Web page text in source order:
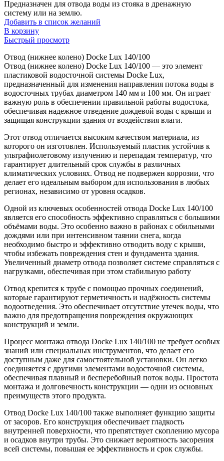
Предназначен для отвода воды из стояка в дренажную
систему или на землю.
Добавить в список желаний
В корзину
Быстрый просмотр
Отвод (нижнее колено) Docke Lux 140/100
Отвод (нижнее колено) Docke Lux 140/100 — это элемент
пластиковой водосточной системы Docke Lux,
предназначенный для изменения направления потока воды в
водосточных трубах диаметром 140 мм и 100 мм. Он играет
важную роль в обеспечении правильной работы водостока,
обеспечивая надежное отведение дождевой воды с крыши и
защищая конструкции здания от воздействия влаги.
Этот отвод отличается высоким качеством материала, из
которого он изготовлен. Используемый пластик устойчив к
ультрафиолетовому излучению и перепадам температур, что
гарантирует длительный срок службы в различных
климатических условиях. Отвод не подвержен коррозии, что
делает его идеальным выбором для использования в любых
регионах, независимо от уровня осадков.
Одной из ключевых особенностей отвода Docke Lux 140/100
является его способность эффективно справляться с большими
объёмами воды. Это особенно важно в районах с обильными
дождями или при интенсивном таянии снега, когда
необходимо быстро и эффективно отводить воду с крыши,
чтобы избежать повреждения стен и фундамента здания.
Увеличенный диаметр отвода позволяет системе справляться с
нагрузками, обеспечивая при этом стабильную работу
Отвод крепится к трубе с помощью прочных соединений,
которые гарантируют герметичность и надёжность системы
водоотведения. Это обеспечивает отсутствие утечек воды, что
важно для предотвращения повреждения окружающих
конструкций и земли.
Процесс монтажа отвода Docke Lux 140/100 не требует особых
знаний или специальных инструментов, что делает его
доступным даже для самостоятельной установки. Он легко
соединяется с другими элементами водосточной системы,
обеспечивая плавный и бесперебойный поток воды. Простота
монтажа и долговечность конструкции — одни из основных
преимуществ этого продукта.
Отвод Docke Lux 140/100 также выполняет функцию защиты
от засоров. Его конструкция обеспечивает гладкость
внутренней поверхности, что препятствует скоплению мусора
и осадков внутри трубы. Это снижает вероятность засорения
всей системы, повышая ее эффективность и срок службы.